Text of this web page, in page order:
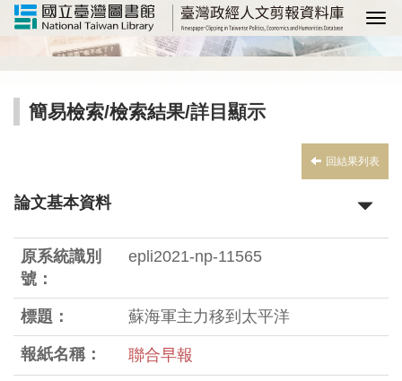
選
簡易檢索/檢索結果/詳目顯示
回結果列表
論文基本資料
原系統識別
號：
epli2021-np-11565
標題： 蘇海軍主力移到太平洋
報紙名稱： 聯合早報